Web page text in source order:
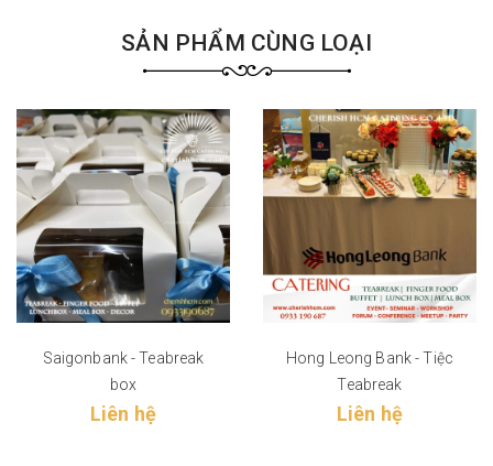
SẢN PHẨM CÙNG LOẠI
Saigonbank - Teabreak
box
Liên hệ
Hong Leong Bank - Tiệc
Teabreak
Liên hệ